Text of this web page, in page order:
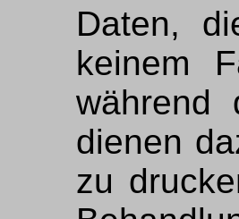
Daten,
keinem
während
dienen
zu